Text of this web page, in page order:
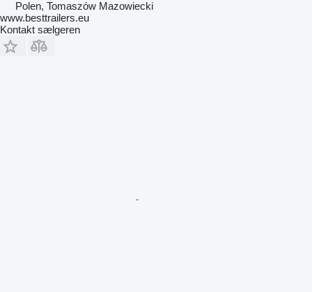
Polen, Tomaszów Mazowiecki
www.besttrailers.eu
Kontakt sælgeren